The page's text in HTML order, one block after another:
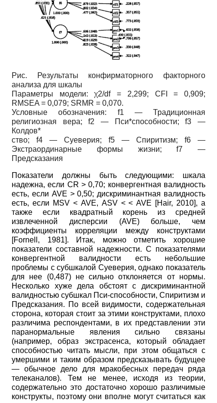
Рис. Результаты конфирматорного факторного
анализа для шкалы
Параметры модели: χ2/df = 2,299; CFI = 0,909;
RMSEA = 0,079; SRMR = 0,070.
Условные обозначения: f1 — Традиционная
религиозная вера; f2 — Пси*способности; f3 —
Колдов*
ство; f4 — Суеверия; f5 — Спиритизм; f6 —
Экстраординарные формы жизни; f7 —
Предсказания
Показатели должны быть следующими: шкала
надежна, если CR > 0,70; конвергентная валидность
есть, если AVE > 0,50; дискриминантная валидность
есть, если MSV < AVE, ASV < <AVE [Hair, 2010], а
также если квадратный корень из средней
извлеченной дисперсии (AVE) больше, чем
коэффициенты корреляции между конструктами
[Fornell, 1981]. Итак, можно отметить хорошие
показатели составной надежности. С показателями
конвергентной валидности есть небольшие
проблемы с субшкалой Суеверия, однако показатель
для нее (0,487) не сильно отклоняется от нормы.
Несколько хуже дела обстоят с дис­криминантной
валидностью субшкал Пси-способности, Спиритизм и
Предсказания. По всей видимости, содержательная
сторона, которая стоит за этими конструктами, плохо
различима респондентами, в их представлении эти
паранормальные явления сильно связаны
(например, образ экстрасенса, который обладает
способностью читать мысли, при этом общаться с
умершими и таким образом предсказывать будущее
— обычное дело для мракобесных передач ряда
телеканалов). Тем не менее, исходя из теории,
содержательно это достаточно хорошо различимые
конструкты, поэтому они вполне могут считаться как